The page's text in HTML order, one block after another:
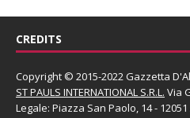
CREDITS
Copyright © 2015-2022 Gazzetta
ST PAULS INTERNATIONAL S.R.L. Via
Legale: Piazza San Paolo, 14 -